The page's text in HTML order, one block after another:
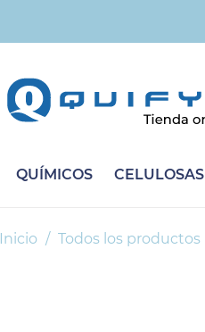
QUÍMICOS CELULOSAS
Inicio Todos los productos